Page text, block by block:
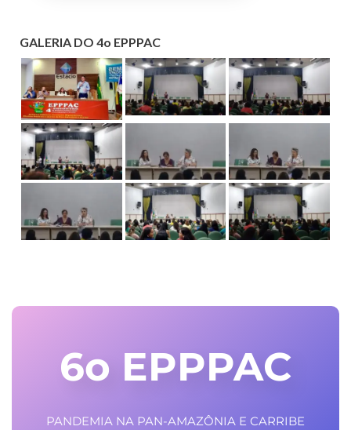
GALERIA DO 4o EPPPAC
6o EPPPAC
PANDEMIA NA PAN-AMAZÔNIA E CARRIBE